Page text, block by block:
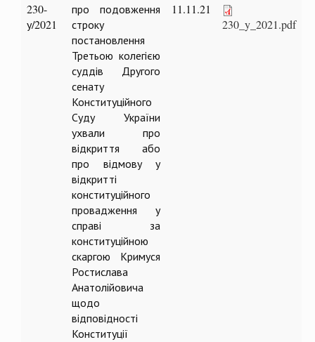
230-
у/2021
про подовження
строку
постановлення
Третьою колегією
суддів Другого
сенату
Конституційного
Суду України
ухвали про
відкриття або
про відмову у
відкритті
конституційного
провадження у
справі за
конституційною
скаргою Кримуся
Ростислава
Анатолійовича
щодо
відповідності
Конституції
11.11.21
230_y_2021.pdf